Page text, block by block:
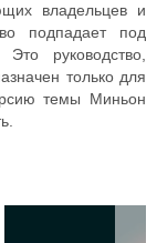
владельцев и
подпадает под
руководство,
только для
темы Миньон